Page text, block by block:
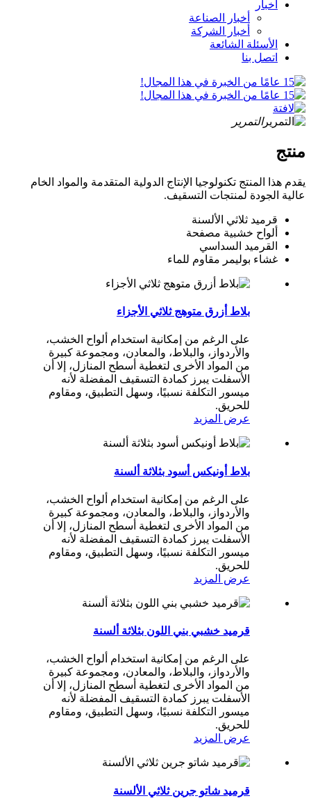
أخبار
أخبار الصناعة
أخبار الشركة
الأسئلة الشائعة
اتصل بنا
التمرير
منتج
يقدم هذا المنتج تكنولوجيا الإنتاج الدولية المتقدمة والمواد الخام
عالية الجودة لمنتجات التسقيف.
قرميد ثلاثي الألسنة
ألواح خشبية مصفحة
القرميد السداسي
غشاء بوليمر مقاوم للماء
بلاط أزرق متوهج ثلاثي الأجزاء
على الرغم من إمكانية استخدام ألواح الخشب،
والأردواز، والبلاط، والمعادن، ومجموعة كبيرة
من المواد الأخرى لتغطية أسطح المنازل، إلا أن
الأسفلت يبرز كمادة التسقيف المفضلة لأنه
ميسور التكلفة نسبيًا، وسهل التطبيق، ومقاوم
للحريق.
عرض المزيد
بلاط أونيكس أسود بثلاثة ألسنة
على الرغم من إمكانية استخدام ألواح الخشب،
والأردواز، والبلاط، والمعادن، ومجموعة كبيرة
من المواد الأخرى لتغطية أسطح المنازل، إلا أن
الأسفلت يبرز كمادة التسقيف المفضلة لأنه
ميسور التكلفة نسبيًا، وسهل التطبيق، ومقاوم
للحريق.
عرض المزيد
قرميد خشبي بني اللون بثلاثة ألسنة
على الرغم من إمكانية استخدام ألواح الخشب،
والأردواز، والبلاط، والمعادن، ومجموعة كبيرة
من المواد الأخرى لتغطية أسطح المنازل، إلا أن
الأسفلت يبرز كمادة التسقيف المفضلة لأنه
ميسور التكلفة نسبيًا، وسهل التطبيق، ومقاوم
للحريق.
عرض المزيد
قرميد شاتو جرين ثلاثي الألسنة